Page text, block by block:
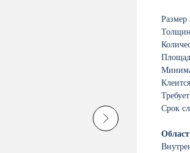
Размер
Требует
Срок